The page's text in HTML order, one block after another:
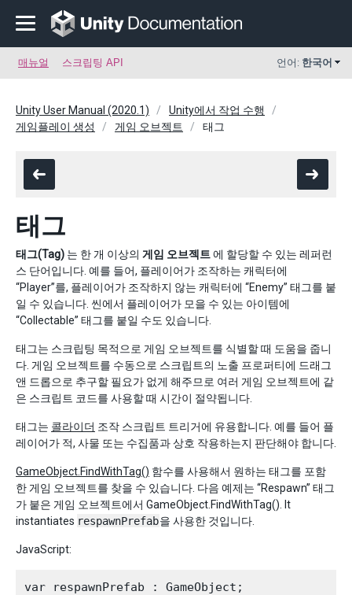
매뉴얼 스크립팅 API 언어: 한국어
Unity User Manual (2020.1)
Unity에서 작업 수행
게임플레이 생성
게임 오브젝트 태그
태그
태그(Tag) 는 한 개 이상의 게임 오브젝트에 할당할 수 있는 레퍼런
스 단어입니다. 예를 들어, 플레이어가 조작하는 캐릭터에
“Player”를, 플레이어가 조작하지 않는 캐릭터에 “Enemy” 태그를 붙
일 수 있습니다. 씬에서 플레이어가 모을 수 있는 아이템에
“Collectable” 태그를 붙일 수도 있습니다.
태그는 스크립팅 목적으로 게임 오브젝트를 식별할 때 도움을 줍니
다. 게임 오브젝트를 수동으로 스크립트의 노출 프로퍼티에 드래그
앤 드롭으로 추구할 필요가 없게 해주므로 여러 게임 오브젝트에 같
은 스크립트 코드를 사용할 때 시간이 절약됩니다.
태그는 콜라이더 조작 스크립트 트리거에 유용합니다. 예를 들어 플
레이어가 적, 사물 또는 수집품과 상호 작용하는지 판단해야 합니다.
GameObject.FindWithTag() 함수를 사용해서 원하는 태그를 포함
한 게임 오브젝트를 찾을 수 있습니다. 다음 예제는 “Respawn” 태그
가 붙은 게임 오브젝트에서 GameObject.FindWithTag(). It
instantiates respawnPrefab을 사용한 것입니다.
JavaScript:
var respawnPrefab : GameObject;